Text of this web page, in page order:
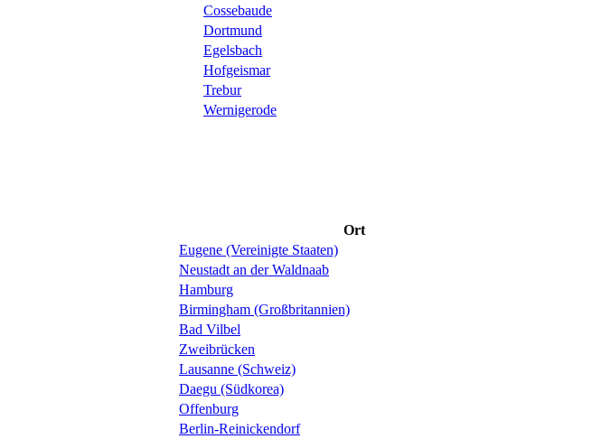
Cossebaude
Dortmund
Egelsbach
Hofgeismar
Trebur
Wernigerode
Ort
Eugene (Vereinigte Staaten)
Neustadt an der Waldnaab
Hamburg
Birmingham (Großbritannien)
Bad Vilbel
Zweibrücken
Lausanne (Schweiz)
Daegu (Südkorea)
Offenburg
Berlin-Reinickendorf